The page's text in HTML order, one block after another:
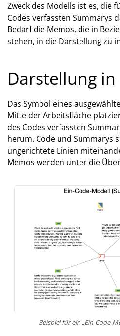
Zweck des Modells ist es, die
Codes verfassten Summarys
Bedarf die Memos, die in
stehen, in die Darstellung zu
Darstellung
Das Symbol eines
Mitte der Arbeitsfläche
des Codes verfassten
herum. Code und Summarys
ungerichtete Linien
Memos werden unter die
Beispiel für ein „Ein-Code-